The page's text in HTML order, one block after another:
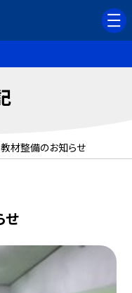
材整備のお知らせ
せ